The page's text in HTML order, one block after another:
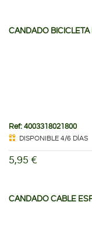
CANDADO
Ref: 4003318021800
DISPONIBLE 4/6 DÍAS
5,95 €
CANDADO CABLE